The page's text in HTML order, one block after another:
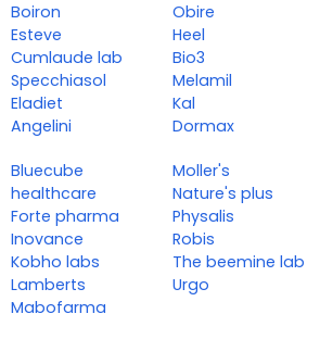
Boiron
Esteve
Cumlaude lab
Specchiasol
Eladiet
Angelini
Obire
Heel
Bio3
Melamil
Kal
Dormax
Bluecube
healthcare
Forte pharma
Inovance
Kobho labs
Lamberts
Mabofarma
Moller's
Nature's plus
Physalis
Robis
The beemine lab
Urgo